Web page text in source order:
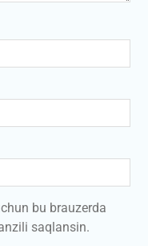
bu brauzerda
saqlansin.